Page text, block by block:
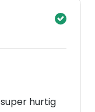
hurtig